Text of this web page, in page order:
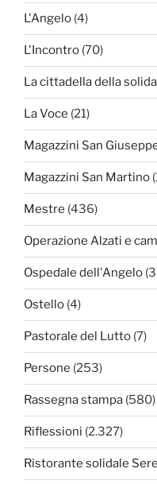
L'Angelo (4)
L'Incontro (70)
La cittadella della
La Voce (21)
Magazzini San
Magazzini San Martino
Mestre (436)
Operazione Alzati e
Ospedale dell'Angelo
Ostello (4)
Pastorale del Lutto (7)
Persone (253)
Rassegna stampa (580)
Riflessioni (2.327)
Ristorante solidale